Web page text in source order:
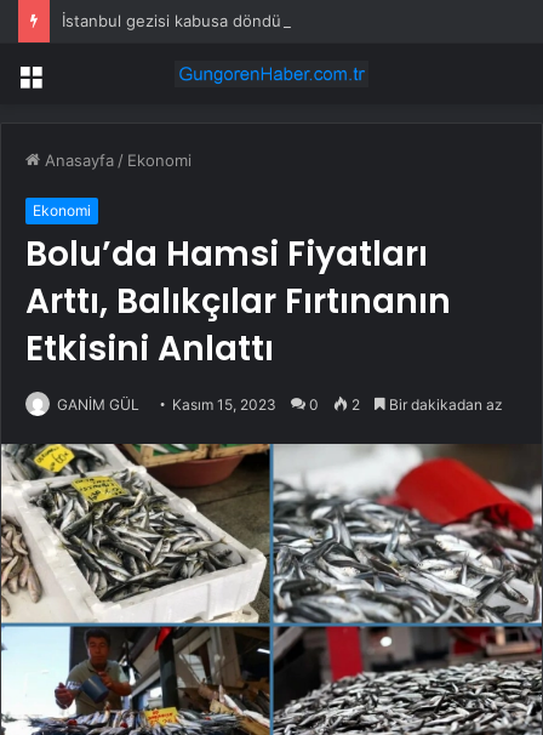
Menü
Anasayfa / Ekonomi
Ekonomi
Bolu’da Hamsi Fiyatları
Arttı, Balıkçılar Fırtınanın
Etkisini Anlattı
GANİM GÜL Kasım 15, 2023 0 2 Bir dakikadan az